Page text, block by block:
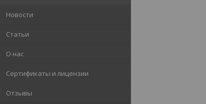
Новости
Статьи
О нас
Сертификаты и лицензии
Отзывы